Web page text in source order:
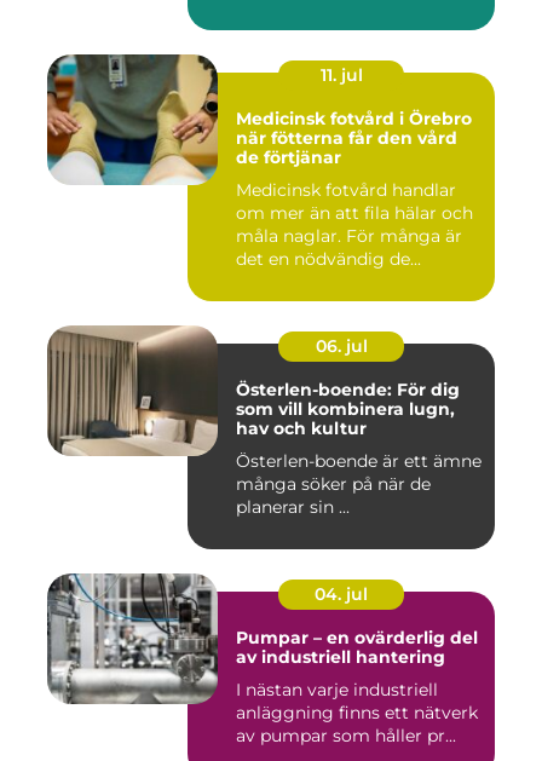
11. jul
Medicinsk fotvård i Örebro
när fötterna får den vård
de förtjänar
Medicinsk fotvård handlar
om mer än att fila hälar och
måla naglar. För många är
det en nödvändig de...
06. jul
Österlen-boende: För dig
som vill kombinera lugn,
hav och kultur
Österlen-boende är ett ämne
många söker på när de
planerar sin ...
04. jul
Pumpar – en ovärderlig del
av industriell hantering
I nästan varje industriell
anläggning finns ett nätverk
av pumpar som håller pr...